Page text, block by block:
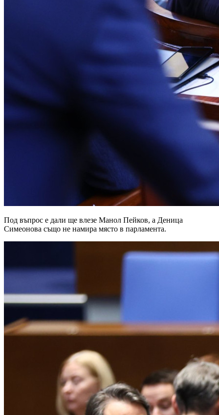
Под въпрос е дали ще влезе Манол Пейков, а Деница
Симеонова също не намира място в парламента.